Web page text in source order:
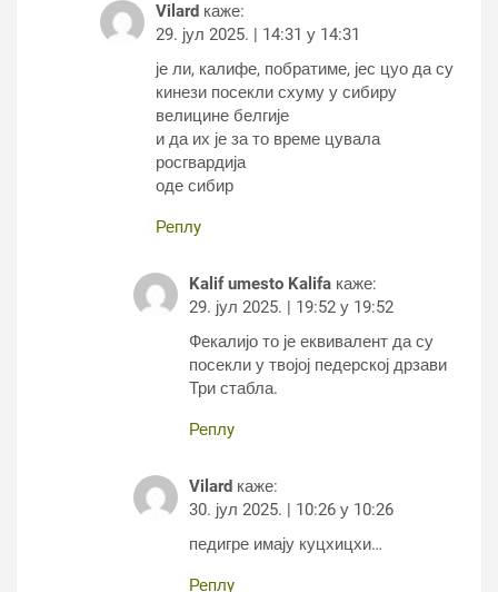
Vilard каже:
29. јул 2025. | 14:31 у 14:31
је ли, калифе, побратиме, јес цуо да су
кинези посекли схуму у сибиру
велицине белгије
и да их је за то време цувала
росгвардија
оде сибир
Реплy
Kalif umesto Kalifa каже:
29. јул 2025. | 19:52 у 19:52
Фекалијо то је еквивалент да су
посекли у твојој педерској дрзави
Три стабла.
Реплy
Vilard каже:
30. јул 2025. | 10:26 у 10:26
педигре имају куцхицхи…
Реплy